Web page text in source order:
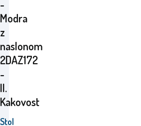
-
Modra
z
naslonom
2DAZ172
-
II.
Kakovost
Stol